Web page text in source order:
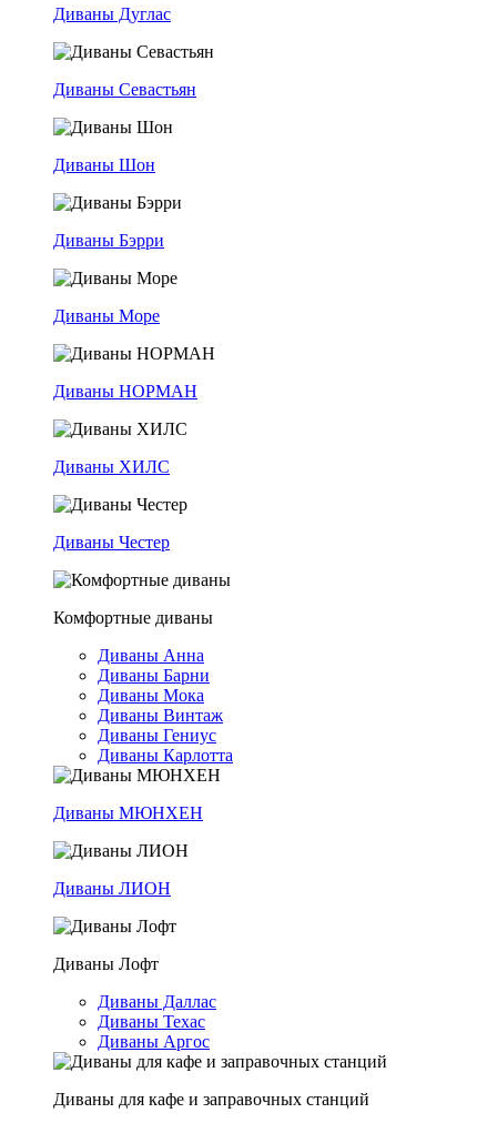
Диваны Дуглас
Диваны Севастьян
Диваны Шон
Диваны Бэрри
Диваны Море
Диваны НОРМАН
Диваны ХИЛС
Диваны Честер
Комфортные диваны
Диваны Анна
Диваны Барни
Диваны Мока
Диваны Винтаж
Диваны Гениус
Диваны Карлотта
Диваны МЮНХЕН
Диваны ЛИОН
Диваны Лофт
Диваны Даллас
Диваны Техас
Диваны Аргос
Диваны для кафе и заправочных станций